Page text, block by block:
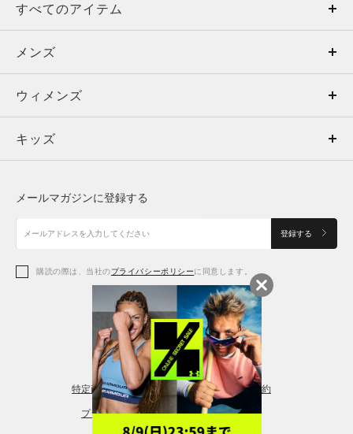
すべてのアイテム
メンズ
ウィメンズ
キッズ
アクセサリー
メンズ
トップス
ボトムス
アクセサリー
ウィメンズ
トップス
シューズ
アクセサリー
レギンス＆タイツ
キッズ
シューズ
メールマガジンに登録する
登録する
購読の際は、当社のプライバシーポリシーに同意します。
特定商取引法に基づく通販の表記 会員規約
プライバシーポリシー